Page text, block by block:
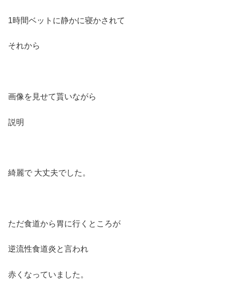
1時間ベットに静かに寝かされて
それから
画像を見せて貰いながら
説明
綺麗で 大丈夫でした。
ただ食道から胃に行くところが
逆流性食道炎と言われ
赤くなっていました。